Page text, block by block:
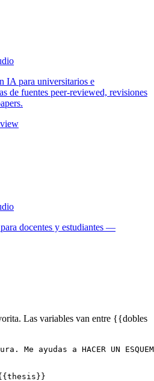
IA para universitarios e
de fuentes peer-reviewed, revisiones
docentes y estudiantes —
Las variables van entre {{dobles
Me ayudas a HACER UN